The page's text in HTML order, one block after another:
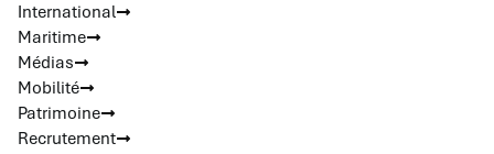
International
Maritime
Médias
Mobilité
Patrimoine
Recrutement